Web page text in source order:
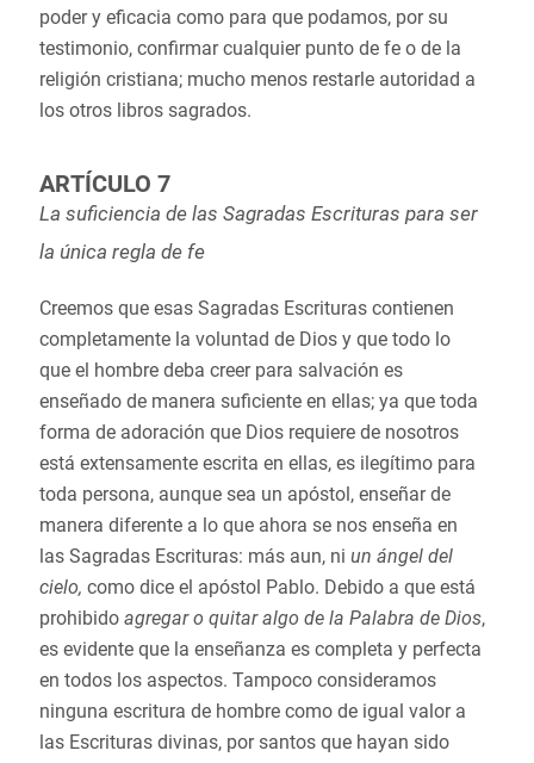
poder y eficacia como para que podamos, por su
testimonio, confirmar cualquier punto de fe o de la
religión cristiana; mucho menos restarle autoridad a
los otros libros sagrados.
ARTÍCULO 7
La suficiencia de las Sagradas Escrituras para ser
la única regla de fe
Creemos que esas Sagradas Escrituras contienen
completamente la voluntad de Dios y que todo lo
que el hombre deba creer para salvación es
enseñado de manera suficiente en ellas; ya que toda
forma de adoración que Dios requiere de nosotros
está extensamente escrita en ellas, es ilegítimo para
toda persona, aunque sea un apóstol, enseñar de
manera diferente a lo que ahora se nos enseña en
las Sagradas Escrituras: más aun, ni un ángel del
cielo, como dice el apóstol Pablo. Debido a que está
prohibido agregar o quitar algo de la Palabra de Dios,
es evidente que la enseñanza es completa y perfecta
en todos los aspectos. Tampoco consideramos
ninguna escritura de hombre como de igual valor a
las Escrituras divinas, por santos que hayan sido